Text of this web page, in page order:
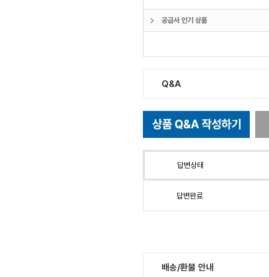
공급사 인기 상품
Q&A
답변상태
답변완료
배송/환불 안내